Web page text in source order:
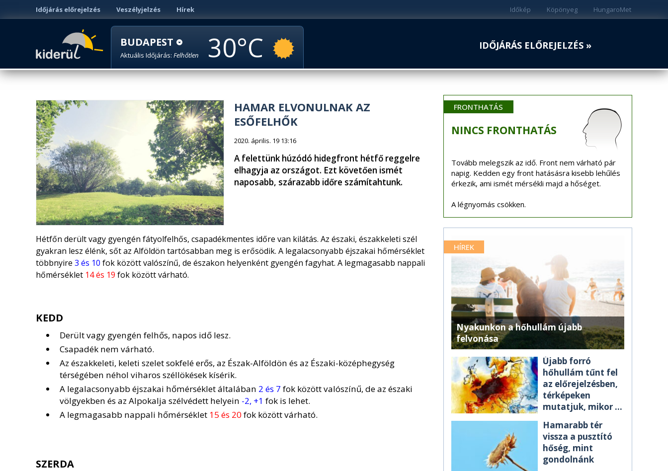
Időjárás előrejelzés Veszélyjelzés Hírek HungaroMet
Köpönyeg
Időkép
BUDAPEST
Aktuális Időjárás: Felhőtlen 30 IDŐJÁRÁS ELŐREJELZÉS »
HAMAR ELVONULNAK AZ
ESŐFELHŐK
2020. április. 19 13:16
A felettünk húzódó hidegfront hétfő reggelre
elhagyja az országot. Ezt követően ismét
naposabb, szárazabb időre számítahtunk.
Hétfőn derült vagy gyengén fátyolfelhős, csapadékmentes időre van kilátás. Az északi, északkeleti szél
gyakran lesz élénk, sőt az Alföldön tartósabban meg is erősödik. A legalacsonyabb éjszakai hőmérséklet
többnyire 3 és 10 fok között valószínű, de északon helyenként gyengén fagyhat. A legmagasabb nappali
hőmérséklet 14 és 19 fok között várható.
KEDD
Derült vagy gyengén felhős, napos idő lesz.
Csapadék nem várható.
Az északkeleti, keleti szelet sokfelé erős, az Észak-Alföldön és az Északi-középhegység
térségében néhol viharos széllökések kísérik.
A legalacsonyabb éjszakai hőmérséklet általában 2 és 7 fok között valószínű, de az északi
völgyekben és az Alpokalja szélvédett helyein -2, +1 fok is lehet.
A legmagasabb nappali hőmérséklet 15 és 20fok között várható.
SZERDA
FRONTHATÁS
NINCS FRONTHATÁS
Tovább melegszik az idő. Front nem várható pár
napig. Kedden egy front hatásásra kisebb lehűlés
érkezik, ami ismét mérsékli majd a hőséget.
A légnyomás csökken.
HÍREK
Nyakunkon a hőhullám újabb
felvonása
Újabb forró
hőhullám tűnt fel
az előrejelzésben,
térképeken
mutatjuk, mikor ér
Hamarabb tér
vissza a pusztító
hőség, mint
gondolnánk